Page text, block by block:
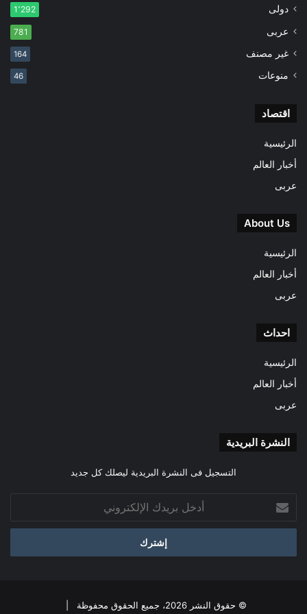
دولى 1٬292
عربى 781
غير مصنف 164
منوعات 46
اقتصاد
الرئيسية
أخبار العالم
عربى
About Us
الرئيسية
أخبار العالم
عربى
احداث
الرئيسية
أخبار العالم
عربى
النشرة البريدية
التسجيل فى النشرة البريدية ليصلك كل جديد
بريدك
الإلكتروني
© حقوق النشر 2026، جميع الحقوق محفوظة |